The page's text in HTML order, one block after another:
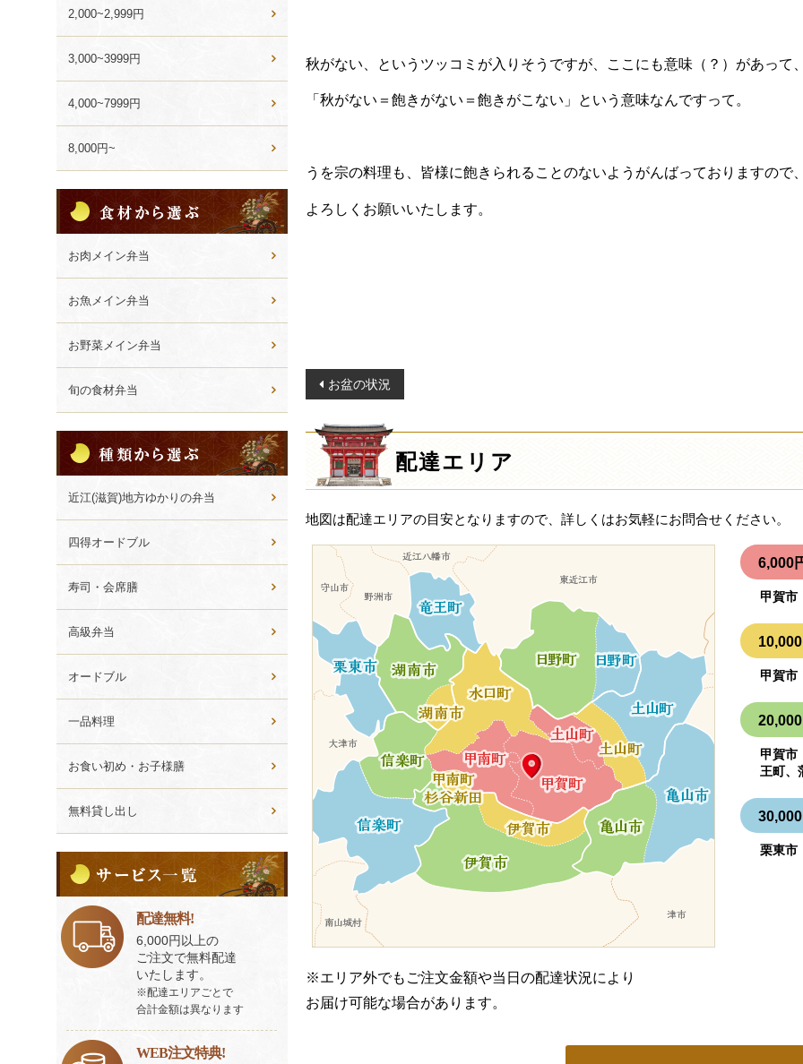
秋がない、というツッコミが入りそうですが、ここにも意味（？）があって、
「秋がない＝飽きがない＝飽きがこない」という意味なんですって。
うを宗の料理も、皆様に飽きられることのないようがんばっておりますので、
よろしくお願いいたします。
投
稿
ナ
ビ
ゲ
シ
ン
お盆の状況
配達エリア
地図は配達エリアの目安となりますので、詳しくはお気軽にお問合せください。
※エリア外でもご注文金額や当日の配達状況により
お届け可能な場合があります。
6,000
甲賀市
甲賀市
甲賀市
王町、
栗東市
2,000~2,999円
3,000~3999円
4,000~7999円
8,000円~
材
か
ら
選
ぶ
お肉メイン弁当
お魚メイン弁当
お野菜メイン弁当
旬の食材弁当
類
か
ら
選
ぶ
近江(滋賀)地方ゆかりの弁当
四得オードブル
寿司・会席膳
高級弁当
オードブル
一品料理
お食い初め・お子様膳
無料貸し出し
ー
ビ
ス
一
覧
配達無料!
6,000円以上の
ご注文で無料配達
いたします。
※配達エリアごとで
合計金額は異なります
WEB注文特典!